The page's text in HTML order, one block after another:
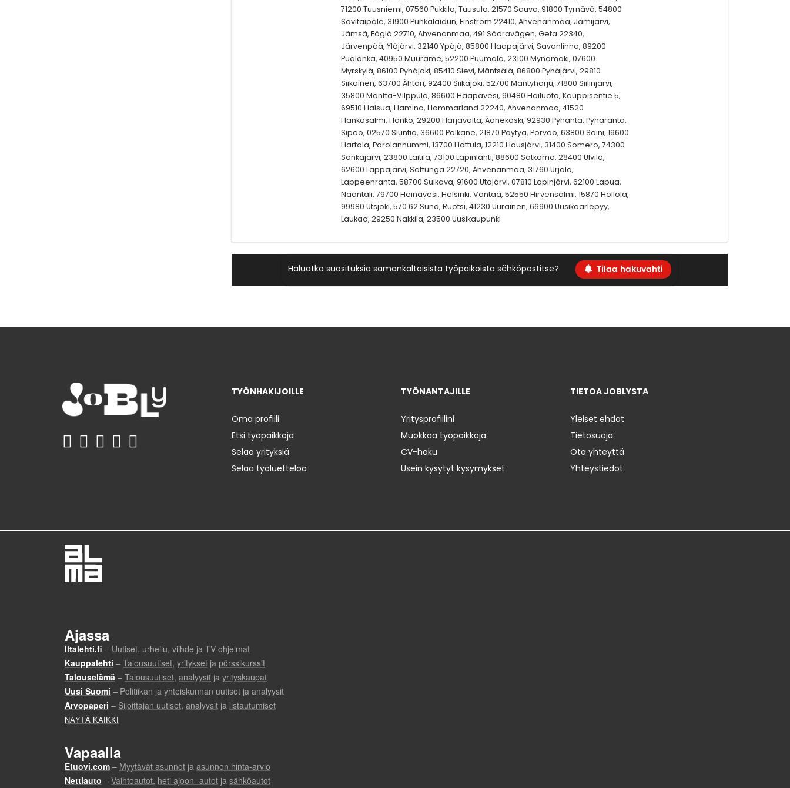
71200 Tuusniemi, 07560 Pukkila, Tuusula, 21570 Sauvo, 91800 Tyrnävä, 54800
Savitaipale, 31900 Punkalaidun, Finström 22410, Ahvenanmaa, Jämijärvi,
Jämsä, Föglö 22710, Ahvenanmaa, 491 Södravägen, Geta 22340,
Järvenpää, Ylöjärvi, 32140 Ypäjä, 85800 Haapajärvi, Savonlinna, 89200
Puolanka, 40950 Muurame, 52200 Puumala, 23100 Mynämäki, 07600
Myrskylä, 86100 Pyhäjoki, 85410 Sievi, Mäntsälä, 86800 Pyhäjärvi, 29810
Siikainen, 63700 Ähtäri, 92400 Siikajoki, 52700 Mäntyharju, 71800 Siilinjärvi,
35800 Mänttä-Vilppula, 86600 Haapavesi, 90480 Hailuoto, Kauppisentie 5,
69510 Halsua, Hamina, Hammarland 22240, Ahvenanmaa, 41520
Hankasalmi, Hanko, 29200 Harjavalta, Äänekoski, 92930 Pyhäntä, Pyhäranta,
Sipoo, 02570 Siuntio, 36600 Pälkäne, 21870 Pöytyä, Porvoo, 63800 Soini, 19600
Hartola, Parolannummi, 13700 Hattula, 12210 Hausjärvi, 31400 Somero, 74300
Sonkajärvi, 23800 Laitila, 73100 Lapinlahti, 88600 Sotkamo, 28400 Ulvila,
62600 Lappajärvi, Sottunga 22720, Ahvenanmaa, 31760 Urjala,
Lappeenranta, 58700 Sulkava, 91600 Utajärvi, 07810 Lapinjärvi, 62100 Lapua,
Naantali, 79700 Heinävesi, Helsinki, Vantaa, 52550 Hirvensalmi, 15870 Hollola,
99980 Utsjoki, 570 62 Sund, Ruotsi, 41230 Uurainen, 66900 Uusikaarlepyy,
Laukaa, 29250 Nakkila, 23500 Uusikaupunki
Haluatko suosituksia samankaltaisista työpaikoista sähköpostitse? Tilaa hakuvahti
TYÖNHAKIJOILLE
Oma profiili
Etsi työpaikkoja
Selaa yrityksiä
Selaa työluetteloa
TYÖNANTAJILLE
Yritysprofiilini
Muokkaa työpaikkoja
CV-haku
Usein kysytyt kysymykset
TIETOA JOBLYSTA
Yleiset ehdot
Tietosuoja
Ota yhteyttä
Yhteystiedot